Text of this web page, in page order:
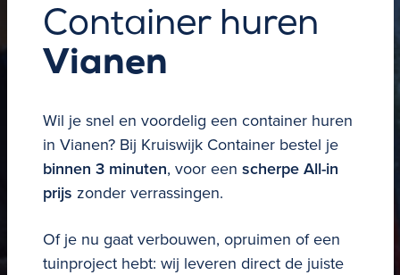
Container huren
Vianen
Wil je snel en voordelig een container huren
in Vianen? Bij Kruiswijk Container bestel je
binnen 3 minuten, voor een scherpe All-in
prijs zonder verrassingen.
Of je nu gaat verbouwen, opruimen of een
tuinproject hebt: wij leveren direct de juiste